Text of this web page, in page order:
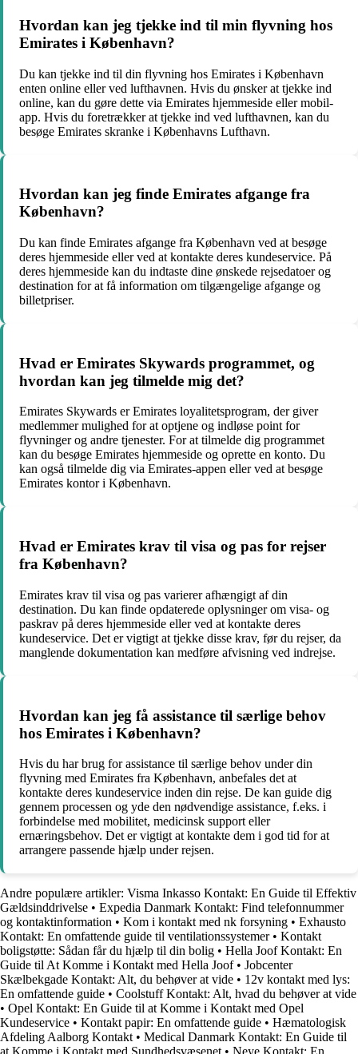
Hvordan kan jeg tjekke ind til min flyvning hos
Emirates i København?
Du kan tjekke ind til din flyvning hos Emirates i København
enten online eller ved lufthavnen. Hvis du ønsker at tjekke ind
online, kan du gøre dette via Emirates hjemmeside eller mobil-
app. Hvis du foretrækker at tjekke ind ved lufthavnen, kan du
besøge Emirates skranke i Københavns Lufthavn.
Hvordan kan jeg finde Emirates afgange fra
København?
Du kan finde Emirates afgange fra København ved at besøge
deres hjemmeside eller ved at kontakte deres kundeservice. På
deres hjemmeside kan du indtaste dine ønskede rejsedatoer og
destination for at få information om tilgængelige afgange og
billetpriser.
Hvad er Emirates Skywards programmet, og
hvordan kan jeg tilmelde mig det?
Emirates Skywards er Emirates loyalitetsprogram, der giver
medlemmer mulighed for at optjene og indløse point for
flyvninger og andre tjenester. For at tilmelde dig programmet
kan du besøge Emirates hjemmeside og oprette en konto. Du
kan også tilmelde dig via Emirates-appen eller ved at besøge
Emirates kontor i København.
Hvad er Emirates krav til visa og pas for rejser
fra København?
Emirates krav til visa og pas varierer afhængigt af din
destination. Du kan finde opdaterede oplysninger om visa- og
paskrav på deres hjemmeside eller ved at kontakte deres
kundeservice. Det er vigtigt at tjekke disse krav, før du rejser, da
manglende dokumentation kan medføre afvisning ved indrejse.
Hvordan kan jeg få assistance til særlige behov
hos Emirates i København?
Hvis du har brug for assistance til særlige behov under din
flyvning med Emirates fra København, anbefales det at
kontakte deres kundeservice inden din rejse. De kan guide dig
gennem processen og yde den nødvendige assistance, f.eks. i
forbindelse med mobilitet, medicinsk support eller
ernæringsbehov. Det er vigtigt at kontakte dem i god tid for at
arrangere passende hjælp under rejsen.
Andre populære artikler: Visma Inkasso Kontakt: En Guide til Effektiv
Gældsinddrivelse • Expedia Danmark Kontakt: Find telefonnummer
og kontaktinformation • Kom i kontakt med nk forsyning • Exhausto
Kontakt: En omfattende guide til ventilationssystemer• Kontakt
boligstøtte: Sådan får du hjælp til din bolig • Hella Joof Kontakt: En
Guide til At Komme i Kontakt med Hella Joof• Jobcenter
Skælbekgade Kontakt: Alt, du behøver at vide • 12v kontakt med lys:
En omfattende guide • Coolstuff Kontakt: Alt, hvad du behøver at vide
• Opel Kontakt: En Guide til at Komme i Kontakt med Opel
Kundeservice • Kontakt papir: En omfattende guide • Hæmatologisk
Afdeling Aalborg Kontakt • Medical Danmark Kontakt: En Guide til